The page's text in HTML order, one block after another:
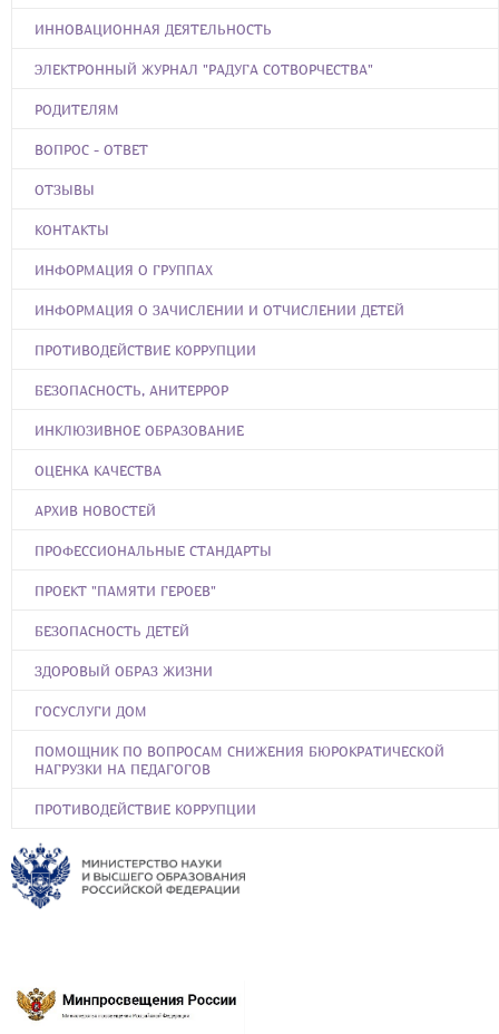
ИННОВАЦИОННАЯ ДЕЯТЕЛЬНОСТЬ
ЭЛЕКТРОННЫЙ ЖУРНАЛ "РАДУГА СОТВОРЧЕСТВА"
РОДИТЕЛЯМ
ВОПРОС - ОТВЕТ
ОТЗЫВЫ
КОНТАКТЫ
ИНФОРМАЦИЯ О ГРУППАХ
ИНФОРМАЦИЯ О ЗАЧИСЛЕНИИ И ОТЧИСЛЕНИИ ДЕТЕЙ
ПРОТИВОДЕЙСТВИЕ КОРРУПЦИИ
БЕЗОПАСНОСТЬ, АНИТЕРРОР
ИНКЛЮЗИВНОЕ ОБРАЗОВАНИЕ
ОЦЕНКА КАЧЕСТВА
АРХИВ НОВОСТЕЙ
ПРОФЕССИОНАЛЬНЫЕ СТАНДАРТЫ
ПРОЕКТ "ПАМЯТИ ГЕРОЕВ"
БЕЗОПАСНОСТЬ ДЕТЕЙ
ЗДОРОВЫЙ ОБРАЗ ЖИЗНИ
ГОСУСЛУГИ ДОМ
ПОМОЩНИК ПО ВОПРОСАМ СНИЖЕНИЯ БЮРОКРАТИЧЕСКОЙ
НАГРУЗКИ НА ПЕДАГОГОВ
ПРОТИВОДЕЙСТВИЕ КОРРУПЦИИ